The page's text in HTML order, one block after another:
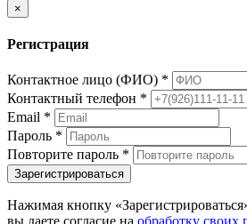
×
Регистрация
Контактное лицо (ФИО) *
Контактный телефон *
Email *
Пароль *
Повторите пароль *
Зарегистрироваться
Нажимая кнопку